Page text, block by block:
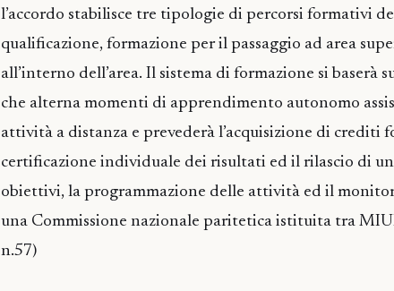
l’accordo stabilisce tre tipologie di percorsi formativi
qualificazione, formazione per il passaggio ad area
all’interno dell’area. Il sistema di formazione si baserà
che alterna momenti di apprendimento autonomo
attività a distanza e prevederà l’acquisizione di crediti
certificazione individuale dei risultati ed il rilascio di
obiettivi, la programmazione delle attività ed il
una Commissione nazionale paritetica istituita tra
n.57)